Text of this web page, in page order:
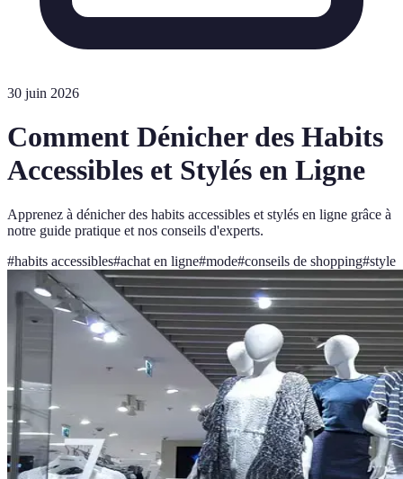
30 juin 2026
Comment Dénicher des Habits
Accessibles et Stylés en Ligne
Apprenez à dénicher des habits accessibles et stylés en ligne grâce à
notre guide pratique et nos conseils d'experts.
#habits accessibles#achat en ligne#mode#conseils de shopping#style